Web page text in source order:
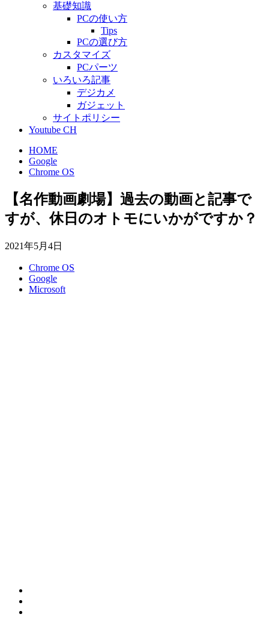
基礎知識
PCの使い方
Tips
PCの選び方
カスタマイズ
PCパーツ
いろいろ記事
デジカメ
ガジェット
サイトポリシー
Youtube CH
HOME
Google
Chrome OS
【名作動画劇場】過去の動画と記事で
すが、休日のオトモにいかがですか？
2021年5月4日
Chrome OS
Google
Microsoft